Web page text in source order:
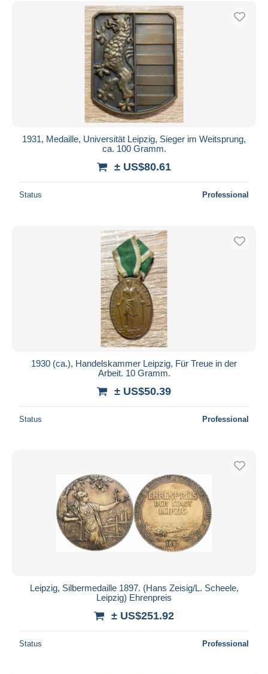
Free shipping
Payment methods
PayPal
Bank transfer
MasterCard
Bancontact
Seller's residence
Submit
1931, Medaille, Universität Leipzig, Sieger im Weitsprung,
ca. 100 Gramm.
± US$80.61
Status Professional
1930 (ca.), Handelskammer Leipzig, Für Treue in der
Arbeit. 10 Gramm.
± US$50.39
Status Professional
Leipzig, Silbermedaille 1897. (Hans Zeisig/L. Scheele,
Leipzig) Ehrenpreis
± US$251.92
Status Professional